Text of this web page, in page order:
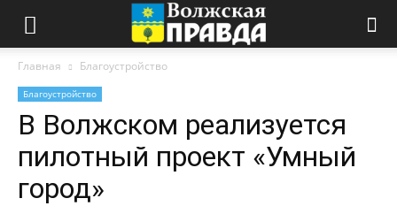
Главная Благоустройство
Благоустройство
В Волжском реализуется
пилотный проект «Умный
город»